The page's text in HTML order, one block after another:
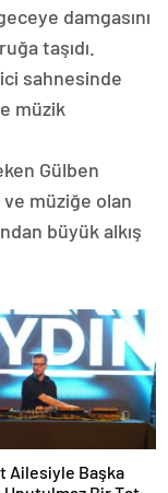
damgasını
taşıdı.
sahnesinde
müzik
Gülben
müziğe olan
büyük alkış
Ailesiyle Başka